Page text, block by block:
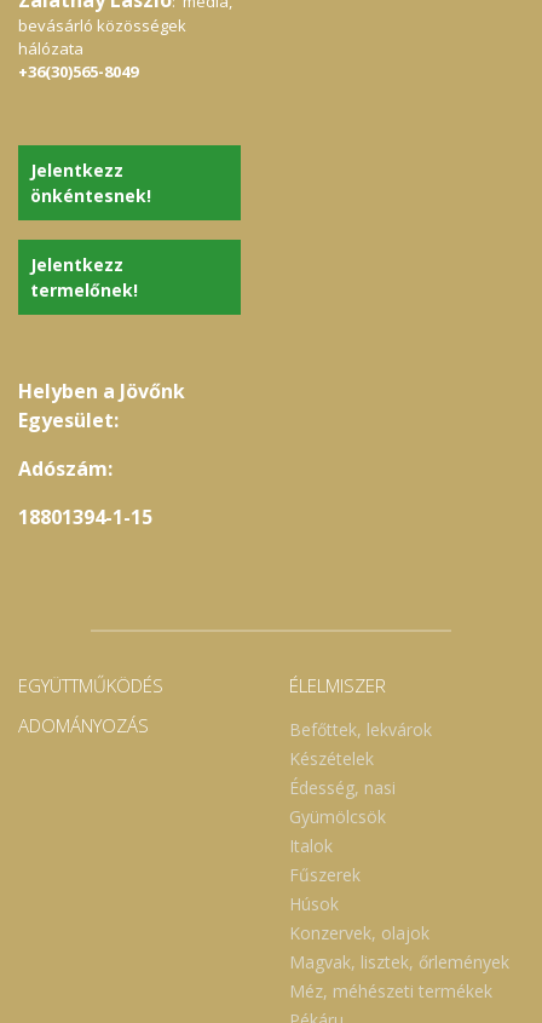
bevásárló közösségek
hálózata
+36(30)565-8049
Jelentkezz
önkéntesnek!
Jelentkezz
termelőnek!
Helyben a Jövőnk
Egyesület:
Adószám:
18801394-1-15
EGYÜTTMŰKÖDÉS
ADOMÁNYOZÁS
ÉLELMISZER
Befőttek, lekvárok
Készételek
Édesség, nasi
Gyümölcsök
Italok
Fűszerek
Húsok
Konzervek, olajok
Magvak, lisztek, őrlemények
Méz, méhészeti termékek